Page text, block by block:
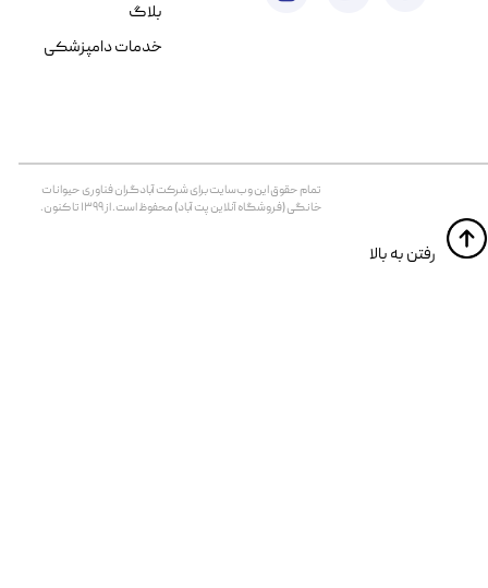
تمام حقوق اين وب‌سايت برای شرکت آبادگران فناوری حیوانات
خانگی (فروشگاه آنلاین پت آباد) محفوظ است. از ۱۳۹۹ تا کنون.
​​رفتن به بالا
بلاگ
خدمات دامپزشکی